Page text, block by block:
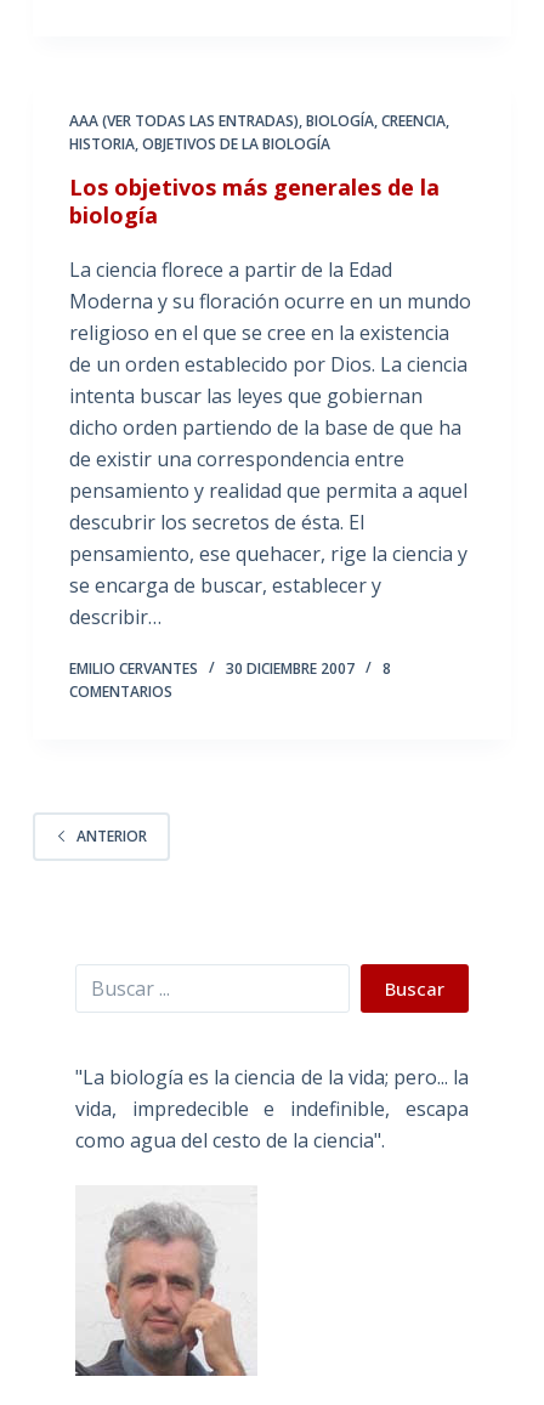
AAA (VER TODAS LAS ENTRADAS),BIOLOGÍA,CREENCIA,
HISTORIA,OBJETIVOS DE LA BIOLOGÍA
Los objetivos más generales de la
biología
La ciencia florece a partir de la Edad
Moderna y su floración ocurre en un mundo
religioso en el que se cree en la existencia
de un orden establecido por Dios. La ciencia
intenta buscar las leyes que gobiernan
dicho orden partiendo de la base de que ha
de existir una correspondencia entre
pensamiento y realidad que permita a aquel
descubrir los secretos de ésta. El
pensamiento, ese quehacer, rige la ciencia y
se encarga de buscar, establecer y
describir…
EMILIO CERVANTES 30 DICIEMBRE 2007
8
COMENTARIOS
ANTERIOR
Buscar Buscar
"La biología es la ciencia de la vida; pero... la
vida, impredecible e indefinible, escapa
como agua del cesto de la ciencia".